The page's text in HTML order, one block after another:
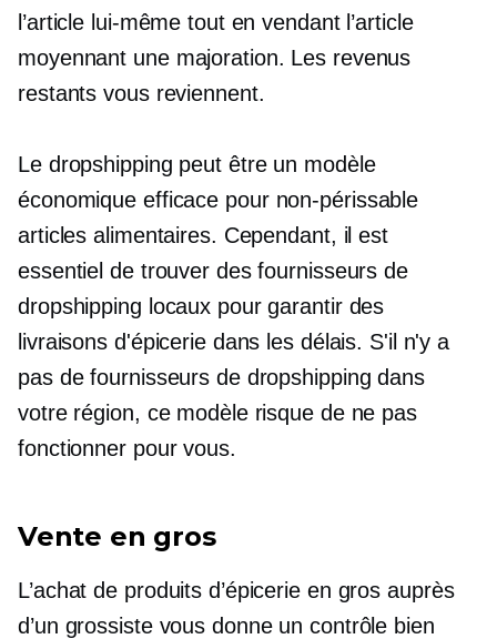
l’article lui-même tout en vendant l’article
moyennant une majoration. Les revenus
restants vous reviennent.
Le dropshipping peut être un modèle
économique efficace pour non-périssable
articles alimentaires. Cependant, il est
essentiel de trouver des fournisseurs de
dropshipping locaux pour garantir des
livraisons d'épicerie dans les délais. S'il n'y a
pas de fournisseurs de dropshipping dans
votre région, ce modèle risque de ne pas
fonctionner pour vous.
Vente en gros
L’achat de produits d’épicerie en gros auprès
d’un grossiste vous donne un contrôle bien